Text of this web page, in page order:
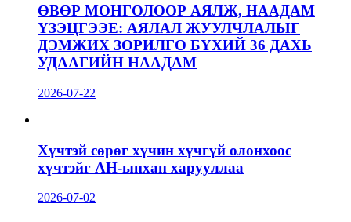
ӨВӨР МОНГОЛООР АЯЛЖ, НААДАМ
ҮЗЭЦГЭЭЕ: АЯЛАЛ ЖУУЛЧЛАЛЫГ
ДЭМЖИХ ЗОРИЛГО БҮХИЙ 36 ДАХЬ
УДААГИЙН НААДАМ
2026-07-22
Хүчтэй сөрөг хүчин хүчгүй олонхоос
хүчтэйг АН-ынхан харууллаа
2026-07-02